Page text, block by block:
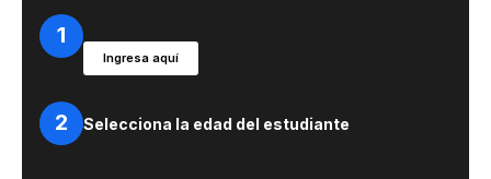
1
Ingresa aquí
2 Selecciona la edad del estudiante